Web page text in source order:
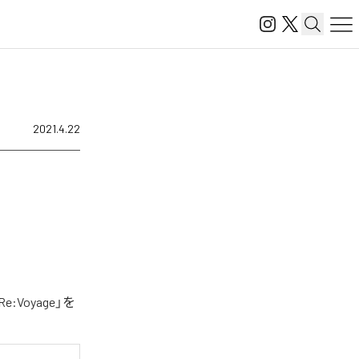
2021.4.22
」を